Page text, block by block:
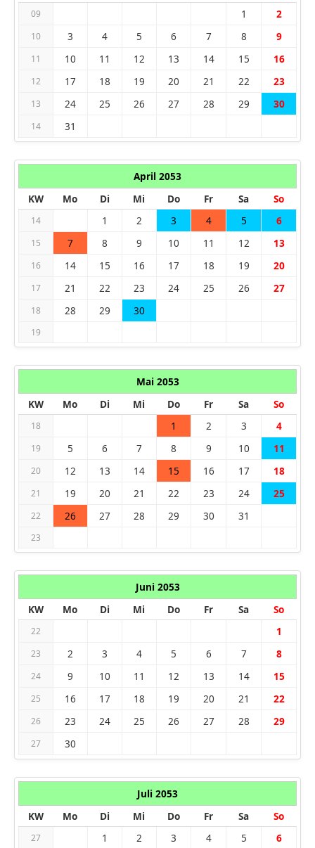
09 1 2
10 3 4 5 6 7 8 9
11 10 11 12 13 14 15 16
12 17 18 19 20 21 22 23
13 24 25 26 27 28 29 30
14 31
April 2053
KW
Mo Di Mi Do Fr Sa So
14 1 2 3 4 5 6
15 7 8 9 10 11 12 13
16 14 15 16 17 18 19 20
17 21 22 23 24 25 26 27
18 28 29 30
19
Mai 2053
KW
Mo Di Mi Do Fr Sa So
18 1 2 3 4
19 5 6 7 8 9 10 11
20 12 13 14 15 16 17 18
21 19 20 21 22 23 24 25
22 26 27 28 29 30 31
23
Juni 2053
KW
Mo Di Mi Do Fr Sa So
22 1
23 2 3 4 5 6 7 8
24 9 10 11 12 13 14 15
25 16 17 18 19 20 21 22
26 23 24 25 26 27 28 29
27 30
Juli 2053
KW
Mo Di Mi Do Fr Sa So
27 1 2 3 4 5 6